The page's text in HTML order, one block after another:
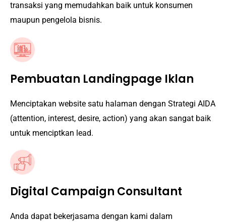
transaksi yang memudahkan baik untuk konsumen
maupun pengelola bisnis.
Pembuatan Landingpage Iklan
Menciptakan website satu halaman dengan Strategi AIDA
(attention, interest, desire, action) yang akan sangat baik
untuk menciptkan lead.
Digital Campaign Consultant
Anda dapat bekerjasama dengan kami dalam